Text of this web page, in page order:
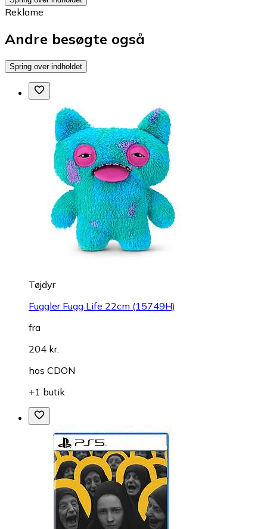
Reklame
Andre besøgte også
Spring over indholdet
Tøjdyr
Fuggler Fugg Life 22cm (15749H)
fra
204 kr.
hos CDON
+1 butik